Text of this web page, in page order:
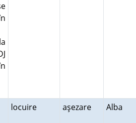
locuire aşezare Alba